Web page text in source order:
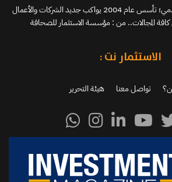
موقع معلوماتي ترويجي وخدمي؛ تأسس عام 2004 يواكب جديد الشركات والأعمال
كافة المجالات.. من : مؤسسة الاستثمار للصحافة
الاستثمار نت :
تواصل معنا هيئة التحرير